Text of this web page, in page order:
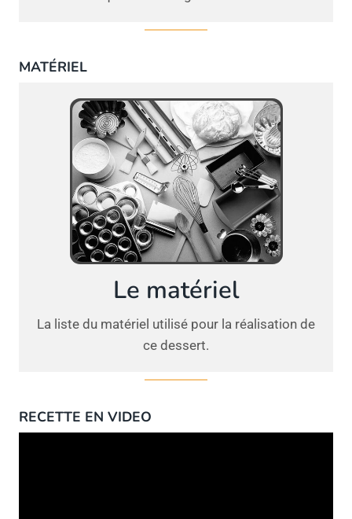
MATÉRIEL
Le matériel
La liste du matériel utilisé pour la réalisation de
ce dessert.
RECETTE EN VIDEO